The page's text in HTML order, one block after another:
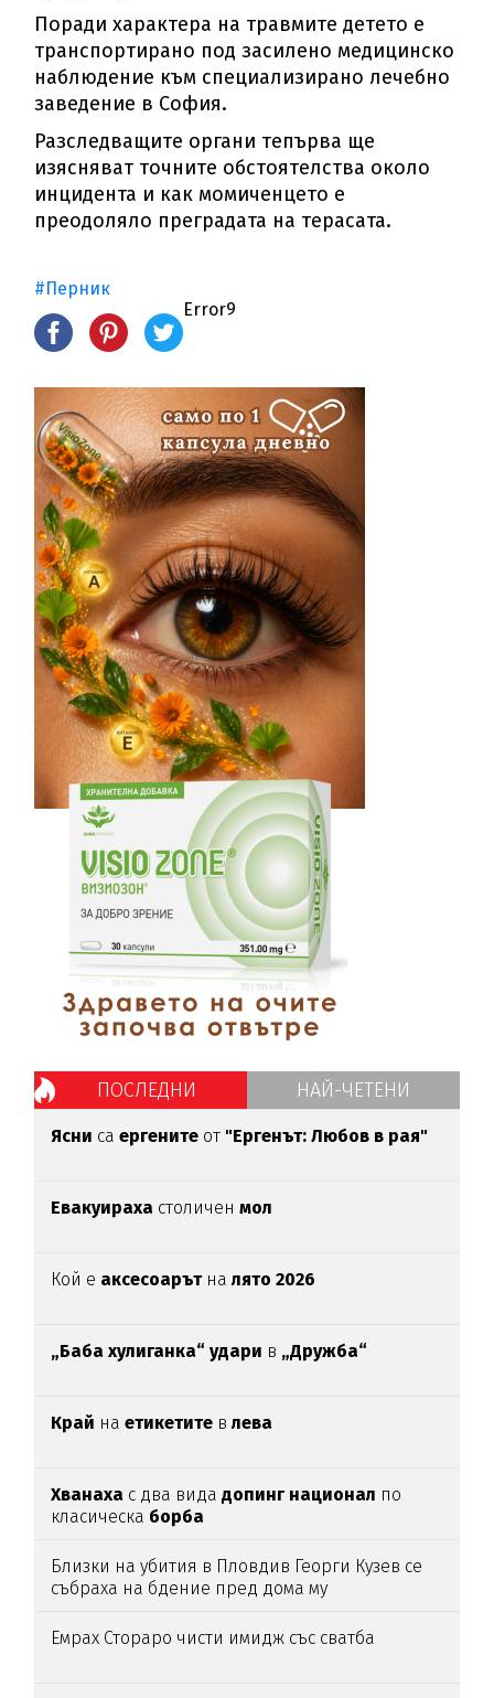
Поради характера на травмите детето е
транспортирано под засилено медицинско
наблюдение към специализирано лечебно
заведение в София.
Разследващите органи тепърва ще
изясняват точните обстоятелства около
инцидента и как момиченцето е
преодоляло преградата на терасата.
#Перник
Error9
ПОСЛЕДНИ НАЙ-ЧЕТЕНИ
Ясни са ергените от "Ергенът: Любов в рая"
Евакуираха столиченмол
Кой е аксесоарътналято 2026
„Баба хулиганка“ удари в „Дружба“
Край наетикетите влева
Хванаха с два видадопинг национал по
класическа борба
Близки на убития в Пловдив Георги Кузев се
събраха на бдение пред дома му
Емрах Стораро чисти имидж със сватба